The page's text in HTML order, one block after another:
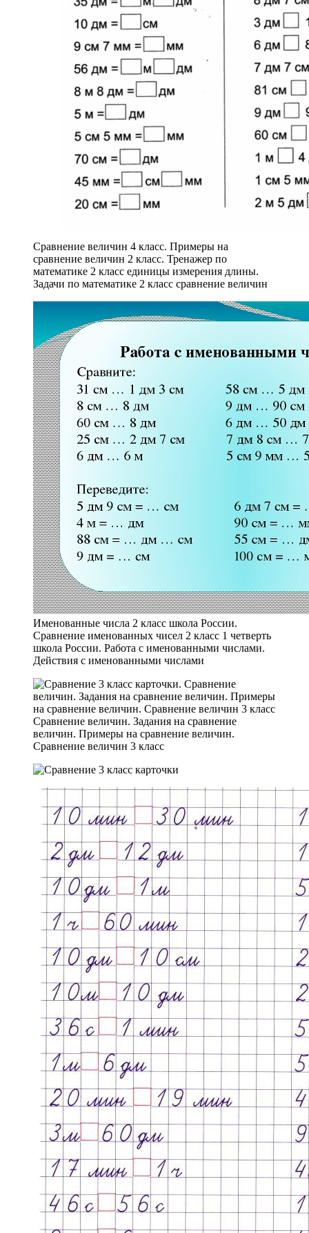
Сравнение величин 4 класс. Примеры на
сравнение величин 2 класс. Тренажер по
математике 2 класс единицы измерения длины.
Задачи по математике 2 класс сравнение величин
Именованные числа 2 класс школа России.
Сравнение именованных чисел 2 класс 1 четверть
школа России. Работа с именованными числами.
Действия с именованными числами
Сравнение величин. Задания на сравнение
величин. Примеры на сравнение величин.
Сравнение величин 3 класс